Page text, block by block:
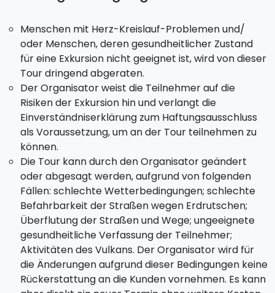
Menschen mit Herz-Kreislauf-Problemen und/
oder Menschen, deren gesundheitlicher Zustand
für eine Exkursion nicht geeignet ist, wird von dieser
Tour dringend abgeraten.
Der Organisator weist die Teilnehmer auf die
Risiken der Exkursion hin und verlangt die
Einverständniserklärung zum Haftungsausschluss
als Voraussetzung, um an der Tour teilnehmen zu
können.
Die Tour kann durch den Organisator geändert
oder abgesagt werden, aufgrund von folgenden
Fällen: schlechte Wetterbedingungen; schlechte
Befahrbarkeit der Straßen wegen Erdrutschen;
Überflutung der Straßen und Wege; ungeeignete
gesundheitliche Verfassung der Teilnehmer;
Aktivitäten des Vulkans. Der Organisator wird für
die Änderungen aufgrund dieser Bedingungen keine
Rückerstattung an die Kunden vornehmen. Es kann